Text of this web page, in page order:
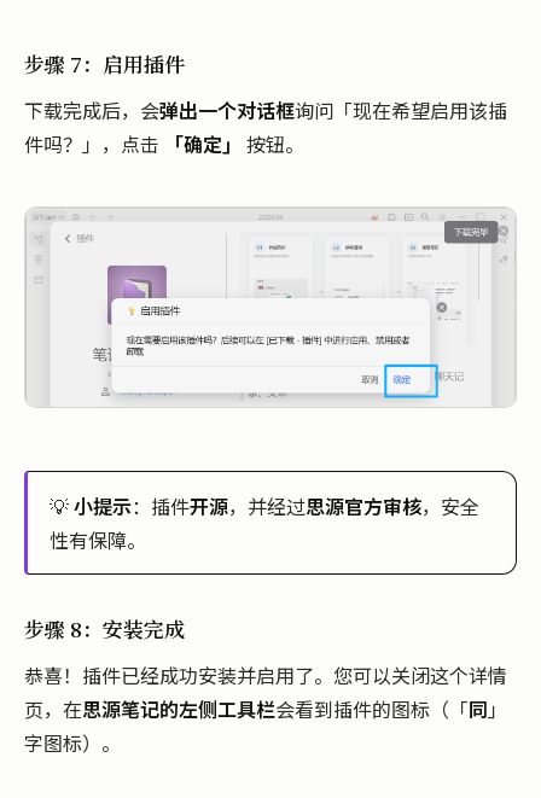
步骤 7：启用插件
下载完成后，会弹出一个对话框询问「现在希望启用该插
件吗？」，点击
「确定」 按钮。
💡小提示：插件开源，并经过思源官方审核，安全
性有保障。
步骤 8：安装完成
恭喜！插件已经成功安装并启用了。您可以关闭这个详情
页，在思源笔记的左侧工具栏会看到插件的图标（「同 」
字图标）。